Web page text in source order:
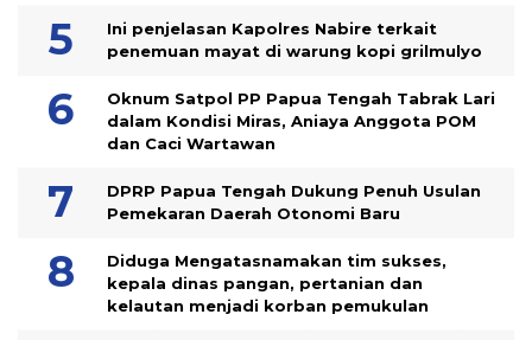
Ini penjelasan Kapolres Nabire terkait
penemuan mayat di warung kopi grilmulyo
Oknum Satpol PP Papua Tengah Tabrak Lari
dalam Kondisi Miras, Aniaya Anggota POM
dan Caci Wartawan
DPRP Papua Tengah Dukung Penuh Usulan
Pemekaran Daerah Otonomi Baru
Diduga Mengatasnamakan tim sukses,
kepala dinas pangan, pertanian dan
kelautan menjadi korban pemukulan